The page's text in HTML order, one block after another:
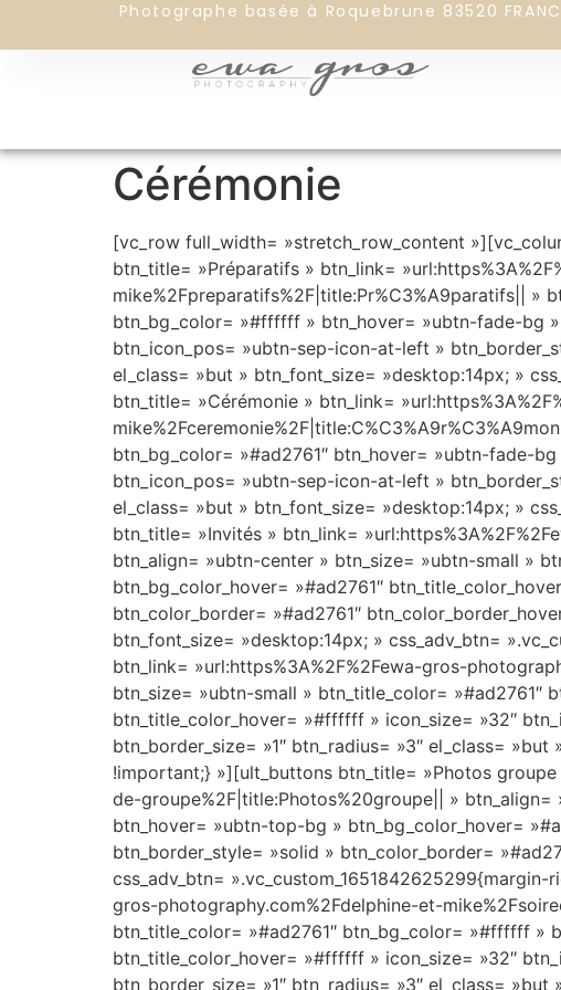
Photographe basée à Roquebrune 83520
Cérémonie
[vc_row full_width= »stretch_row_content
btn_title= »Préparatifs » btn_link=
mike%2Fpreparatifs%2F|title:Pr%C3%A9paratifs|| »
btn_bg_color= »#ffffff » btn_hover= »ubtn-fade-bg
btn_icon_pos= »ubtn-sep-icon-at-left »
el_class= »but » btn_font_size= »desktop:14px; »
btn_title= »Cérémonie » btn_link=
btn_bg_color= »#ad2761″ btn_hover= »ubtn-fade-
btn_icon_pos= »ubtn-sep-icon-at-left »
el_class= »but » btn_font_size= »desktop:14px; »
btn_title= »Invités » btn_link=
btn_align= »ubtn-center » btn_size= »ubtn-small »
btn_bg_color_hover= »#ad2761″
btn_color_border= »#ad2761″
btn_font_size= »desktop:14px; » css_adv_btn=
btn_link= »url:https%3A%2F%2Fewa-gros-
btn_size= »ubtn-small » btn_title_color=
btn_title_color_hover= »#ffffff » icon_size= »32″
btn_border_size= »1″ btn_radius= »3″ el_class=
!important;} »][ult_buttons btn_title= »Photos
de-groupe%2F|title:Photos%20groupe|| »
btn_hover= »ubtn-top-bg » btn_bg_color_hover=
btn_border_style= »solid » btn_color_border=
css_adv_btn=
gros-photography.com%2Fdelphine-et-
btn_title_color= »#ad2761″ btn_bg_color= »#ffffff »
btn_title_color_hover= »#ffffff » icon_size= »32″
btn_border_size= »1″ btn_radius= »3″ el_class=